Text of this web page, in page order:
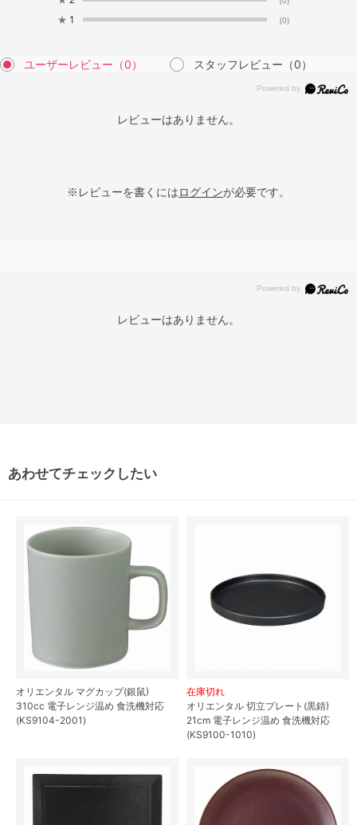
★ 1 (0)
ユーザーレビュー （0） スタッフレビュー （0）
レビューはありません。
※レビューを書くにはログインが必要です。
レビューはありません。
あわせてチェックしたい
オリエンタル マグカップ(銀鼠)
310cc 電子レンジ温め 食洗機対応
(KS9104-2001)
在庫切れ
オリエンタル 切立プレート(黒錆)
21cm 電子レンジ温め 食洗機対応
(KS9100-1010)